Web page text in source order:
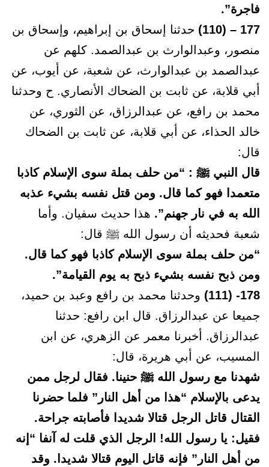
فاجرة”.
177 – (110)
حدثنا إسحاق بن إبراهيم، وإسحاق بن
منصور، وعبدالوارث بن عبدالصمد. كلهم عن
عبدالصمد بن عبدالوارث، عن شعبة، عن أيوب، عن
أبي قلابة، عن ثابت بن الضحاك الأنصاري. ح وحدثنا
محمد بن رافع، عن عبدالرزاق، عن الثوري، عن
خالد الحذاء، عن أبي قلابة، عن ثابت بن الضحاك
قال:
قال النبي ﷺ : “من حلف بملة سوى الإسلام كاذبا
متعمدا فهو كما قال. ومن قتل نفسه بشيء عذبه
الله به في نار جهنم”. هذا حديث سفيان. وأما
شعبة فحديثه أن رسول الله ﷺ قال:
“من حلف بملة سوى الإسلام كاذبا فهو كما قال.
ومن ذبح نفسه بشيء ذبح به يوم القيامة”.
178- (111)
وحدثنا محمد بن رافع وعبد بن حميد،
جميعا عن عبدالرزاق. قال ابن رافع: حدثنا
عبدالرزاق. أخبرنا معمر عن الزهري، عن ابن
المسيب، عن أبي هريرة، قال:
شهدنا مع رسول الله ﷺ حنينا. فقال لرجل ممن
يدعى بالإسلام “هذا من أهل النار” فلما حضرنا
القتال قاتل الرجل قتالا شديدا فأصابته جراحة.
فقيل: يا رسول الله! الرجل الذي قلت له آنفا “إنه
من أهل النار” فإنه قاتل اليوم قتالا شديدا. وقد